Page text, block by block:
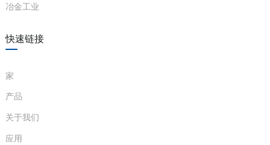
冶金工业
快速链接
家
产品
关于我们
应用